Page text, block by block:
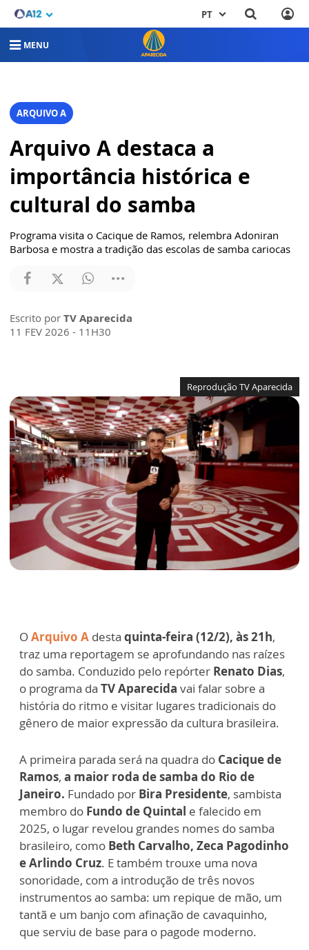
PT
MENU
ARQUIVO A
Arquivo A destaca a
importância histórica e
cultural do samba
Programa visita o Cacique de Ramos, relembra Adoniran
Barbosa e mostra a tradição das escolas de samba cariocas
Escrito por TV Aparecida
11 FEV 2026 - 11H30
Reprodução TV Aparecida
OArquivo A desta quinta-feira (12/2), às 21h,
traz uma reportagem se aprofundando nas raízes
do samba. Conduzido pelo repórter Renato Dias,
o programa da TV Aparecida vai falar sobre a
história do ritmo e visitar lugares tradicionais do
gênero de maior expressão da cultura brasileira.
A primeira parada será na quadra do Cacique de
Ramos, a maior roda de samba do Rio de
Janeiro. Fundado por Bira Presidente, sambista
membro do Fundo de Quintal e falecido em
2025, o lugar revelou grandes nomes do samba
brasileiro, como Beth Carvalho, Zeca Pagodinho
e Arlindo Cruz. E também trouxe uma nova
sonoridade, com a introdução de três novos
instrumentos ao samba: um repique de mão, um
tantã e um banjo com afinação de cavaquinho,
que serviu de base para o pagode moderno.